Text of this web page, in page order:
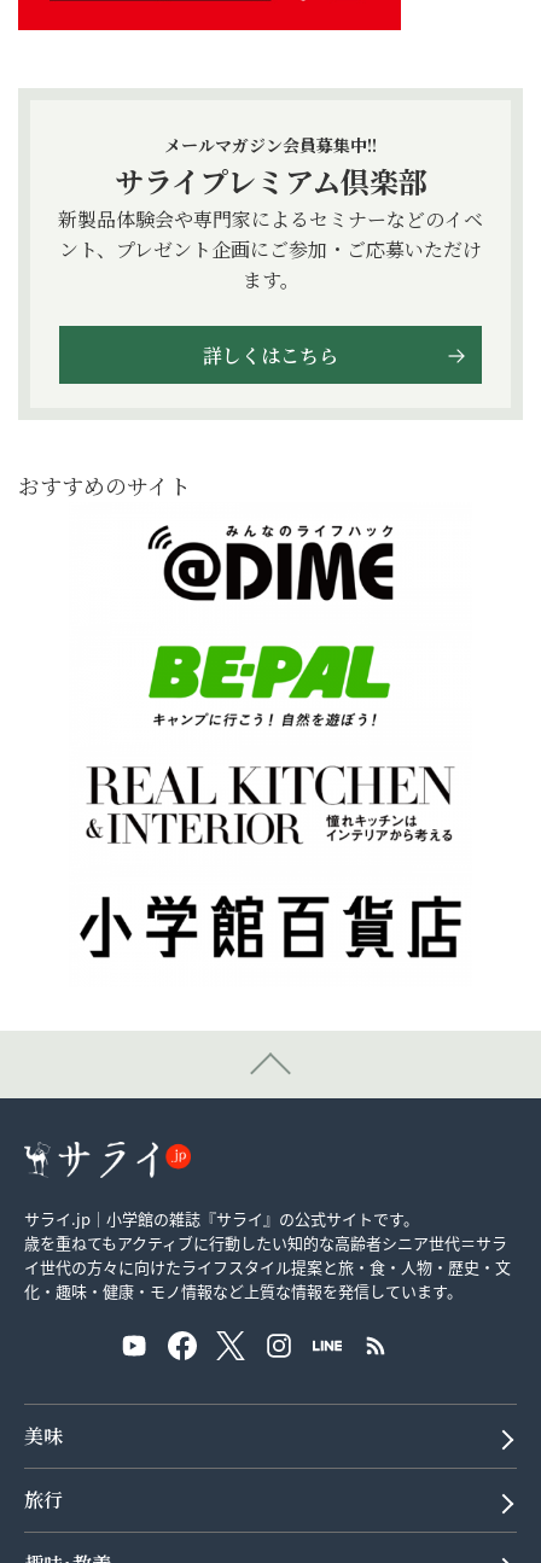
メールマガジン会員募集中!!
サライプレミアム倶楽部
新製品体験会や専門家によるセミナーなどのイベ
ント、プレゼント企画にご参加・ご応募いただけ
ます。
詳しくはこちら
おすすめのサイト
サライ.jp｜小学館の雑誌『サライ』の公式サイトです。
歳を重ねてもアクティブに行動したい知的な高齢者シニア世代＝サラ
イ世代の方々に向けたライフスタイル提案と旅・食・人物・歴史・文
化・趣味・健康・モノ情報など上質な情報を発信しています。
美味
旅行